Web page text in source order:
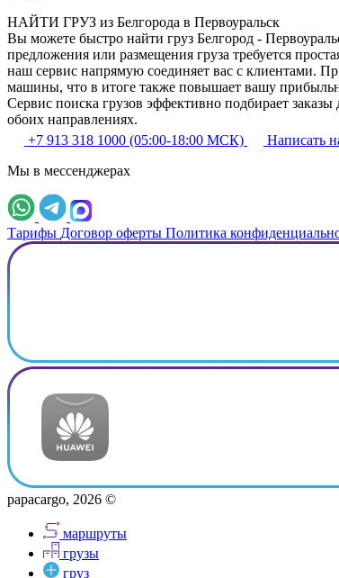
НАЙТИ ГРУЗ из Белгорода в Первоуральск
Вы можете быстро найти груз Белгород -
предложения или размещения груза требуется
наш сервис напрямую соединяет вас с клиентами.
машины, что в итоге также повышает вашу
Сервис поиска грузов эффективно подбирает
обоих направлениях.
+7 913 318 1000 (05:00-18:00 МСК)
Написать
Мы в мессенджерах
Тарифы Договор оферты Политика
papacargo, 2026 ©
маршруты
грузы
груз